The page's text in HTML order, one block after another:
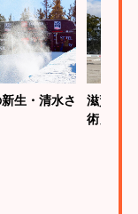
生・清水さ
滋賀は
術」の